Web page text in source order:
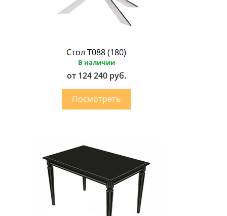
Стол T088 (180)
В наличии
от 124 240 руб.